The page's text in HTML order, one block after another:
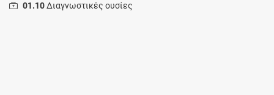
01.10Διαγνωστικές ουσίες